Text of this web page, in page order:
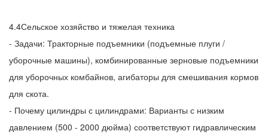
4.4Сельское хозяйство и тяжелая техника
- Задачи: Тракторные подъемники (подъемные плуги /
уборочные машины), комбинированные зерновые подъемники
для уборочных комбайнов, агибаторы для смешивания кормов
для скота.
- Почему цилиндры с цилиндрами: Варианты с низким
давлением (500 - 2000 дюйма) соответствуют гидравлическим